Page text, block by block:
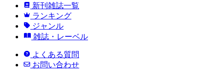
新刊雑誌一覧
ランキング
ジャンル
雑誌・レーベル
よくある質問
お問い合わせ